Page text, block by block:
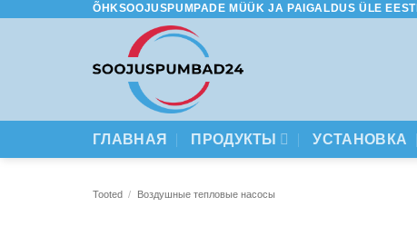
ÕHKSOOJUSPUMPADE MÜÜK JA PAIGALDUS ÜLE EESTI
ГЛАВНАЯ ПРОДУКТЫ УСТАНОВКА
Tooted / Воздушные тепловые насосы